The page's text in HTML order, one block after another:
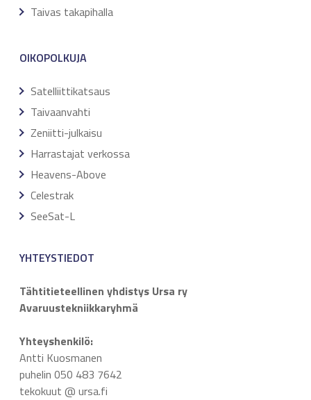
Taivas takapihalla
OIKOPOLKUJA
Satelliittikatsaus
Taivaanvahti
Zeniitti-julkaisu
Harrastajat verkossa
Heavens-Above
Celestrak
SeeSat-L
YHTEYSTIEDOT
Tähtitieteellinen yhdistys Ursa ry
Avaruustekniikkaryhmä
Yhteyshenkilö:
Antti Kuosmanen
puhelin 050 483 7642
tekokuut @ ursa.fi